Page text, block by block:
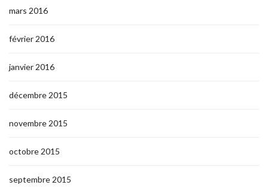
mars 2016
février 2016
janvier 2016
décembre 2015
novembre 2015
octobre 2015
septembre 2015